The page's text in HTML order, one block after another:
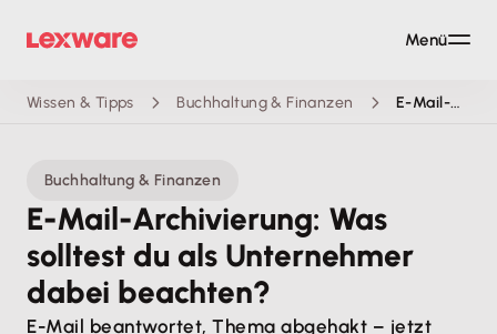
Wissen & Tipps Buchhaltung & Finanzen E-Mail-Archivierung
Buchhaltung & Finanzen
E-Mail-Archivierung: Was
solltest du als Unternehmer
dabei beachten?
E-Mail beantwortet, Thema abgehakt – jetzt
Menü